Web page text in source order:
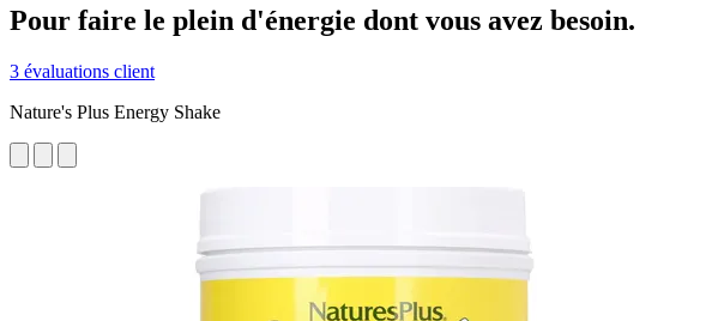
Pour faire le plein d'énergie dont vous avez besoin.
3 évaluations client
Nature's Plus Energy Shake